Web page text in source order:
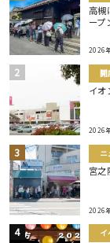
高槻
ープ
2026
開
イオ
2026
ニ
宮之
2026
イ